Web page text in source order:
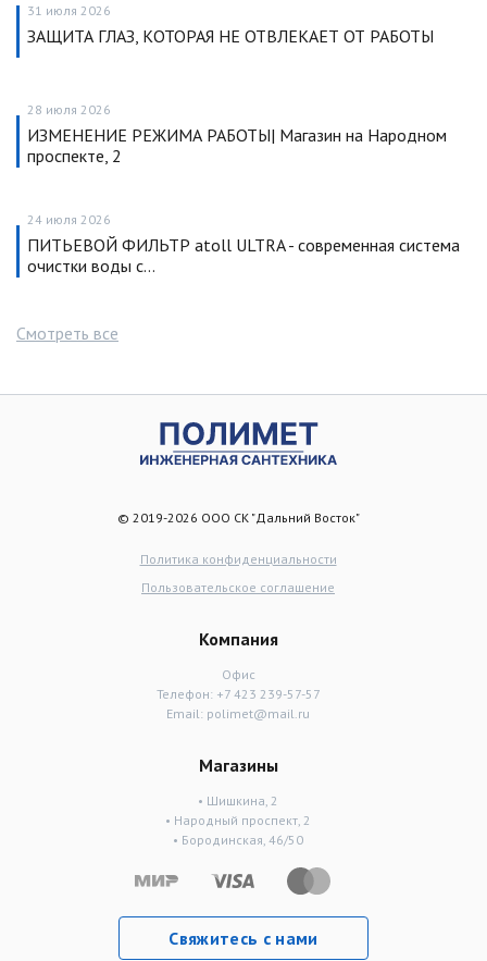
31 июля 2026
ЗАЩИТА ГЛАЗ, КОТОРАЯ НЕ ОТВЛЕКАЕТ ОТ РАБОТЫ
28 июля 2026
ИЗМЕНЕНИЕ РЕЖИМА РАБОТЫ| Магазин на Народном
проспекте, 2
24 июля 2026
ПИТЬЕВОЙ ФИЛЬТР atoll ULTRA - современная система
очистки воды с…
Смотреть все
© 2019-2026 ООО СК "Дальний Восток"
Политика конфиденциальности
Пользовательское соглашение
Компания
Офис
Телефон: +7 423 239-57-57
Email: polimet@mail.ru
Магазины
• Шишкина, 2
• Народный проспект, 2
• Бородинская, 46/50
Свяжитесь с нами